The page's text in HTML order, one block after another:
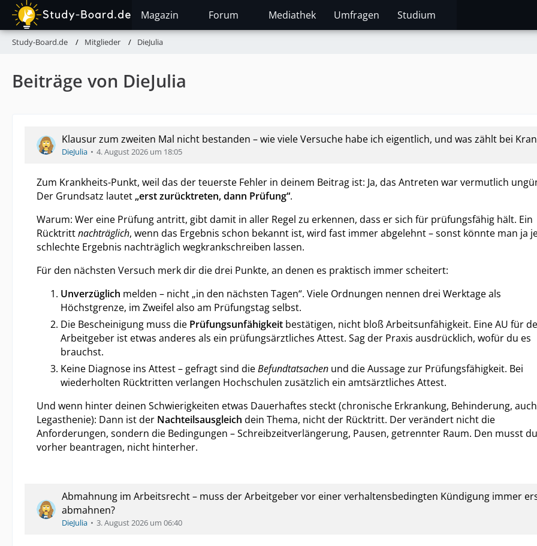
Magazin Forum Mediathek Umfragen Studium
Study-Board.de Mitglieder DieJulia
Beiträge von DieJulia
Klausur zum zweiten Mal nicht bestanden – wie viele Versuche habe ich eigentlich, und was zählt bei
DieJulia 4. August 2026 um 18:05
Zum Krankheits-Punkt, weil das der teuerste Fehler in deinem Beitrag ist: Ja, das Antreten war vermutlich
Der Grundsatz lautet „erst zurücktreten, dann Prüfung“.
Warum: Wer eine Prüfung antritt, gibt damit in aller Regel zu erkennen, dass er sich für prüfungsfähig hält. Ein
Rücktrittnachträglich, wenn das Ergebnis schon bekannt ist, wird fast immer abgelehnt – sonst könnte man ja
schlechte Ergebnis nachträglich wegkrankschreiben lassen.
Für den nächsten Versuch merk dir die drei Punkte, an denen es praktisch immer scheitert:
Unverzüglich melden – nicht „in den nächsten Tagen“. Viele Ordnungen nennen drei Werktage als
Höchstgrenze, im Zweifel also am Prüfungstag selbst.
Die Bescheinigung muss die Prüfungsunfähigkeit bestätigen, nicht bloß Arbeitsunfähigkeit. Eine AU für
Arbeitgeber ist etwas anderes als ein prüfungsärztliches Attest. Sag der Praxis ausdrücklich, wofür du es
brauchst.
Keine Diagnose ins Attest – gefragt sind dieBefundtatsachen und die Aussage zur Prüfungsfähigkeit. Bei
wiederholten Rücktritten verlangen Hochschulen zusätzlich ein amtsärztliches Attest.
Und wenn hinter deinen Schwierigkeiten etwas Dauerhaftes steckt (chronische Erkrankung, Behinderung, auch
Legasthenie): Dann ist der Nachteilsausgleich dein Thema, nicht der Rücktritt. Der verändert nicht die
Anforderungen, sondern die Bedingungen – Schreibzeitverlängerung, Pausen, getrennter Raum. Den musst du
vorher beantragen, nicht hinterher.
Abmahnung im Arbeitsrecht – muss der Arbeitgeber vor einer verhaltensbedingten Kündigung immer
abmahnen?
DieJulia 3. August 2026 um 06:40